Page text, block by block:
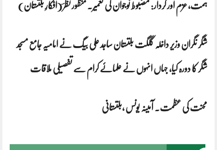
ہمت، عزم اور کردار: مضبوط نوجوان کی تعمیر. منظور نظرؔ (افکارِ بلتستان)
شگر نگران وزیر داخلہ گلگت بلتستان ساجد علی بیگ نے امامیہ جامع مسجد
شگر کا دورہ کیا، جہاں انہوں نے علمائے کرام سے تفصیلی ملاقات
محنت کی عظمت. آمینہ یونس ،بلتستانی